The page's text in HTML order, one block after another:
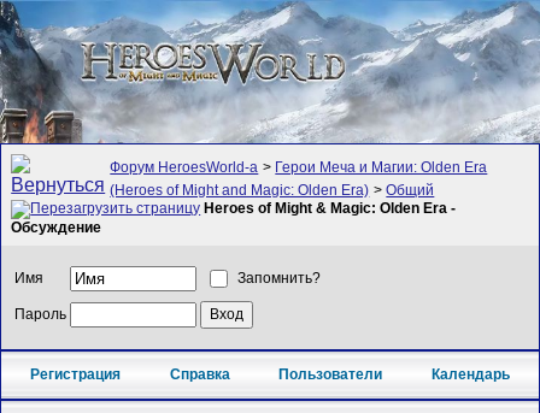
Форум HeroesWorld-а > Герои Меча и Магии: Olden Era
(Heroes of Might and Magic: Olden Era) >Общий
Heroes of Might & Magic: Olden Era -
Обсуждение
Имя Запомнить?
Пароль
Регистрация Справка Пользователи Календарь